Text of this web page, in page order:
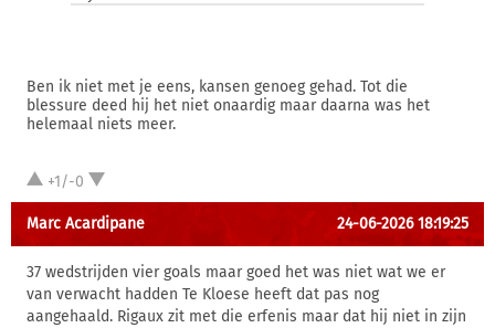
Ben ik niet met je eens, kansen genoeg gehad. Tot die
blessure deed hij het niet onaardig maar daarna was het
helemaal niets meer.
+1/-0
Marc Acardipane 24-06-2026 18:19:25
37 wedstrijden vier goals maar goed het was niet wat we er
van verwacht hadden Te Kloese heeft dat pas nog
aangehaald. Rigaux zit met die erfenis maar dat hij niet in zijn